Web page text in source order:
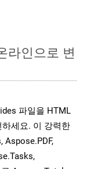
라인으로 변
파일을 HTML
세요. 이 강력한
Aspose.PDF,